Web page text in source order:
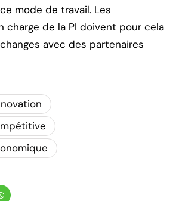
mode de travail. Les
charge de la PI doivent pour cela
avec des partenaires